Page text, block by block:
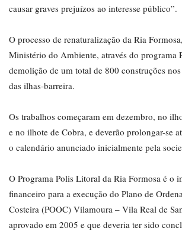
causar graves prejuízos ao interesse público”.
O processo de renaturalização da Ria
Ministério do Ambiente, através do programa
demolição de um total de 800 construções
das ilhas-barreira.
Os trabalhos começaram em dezembro, no
e no ilhote de Cobra, e deverão prolongar-se
o calendário anunciado inicialmente pela
O Programa Polis Litoral da Ria Formosa é o
financeiro para a execução do Plano de
Costeira (POOC) Vilamoura – Vila Real de
aprovado em 2005 e que deveria ter sido